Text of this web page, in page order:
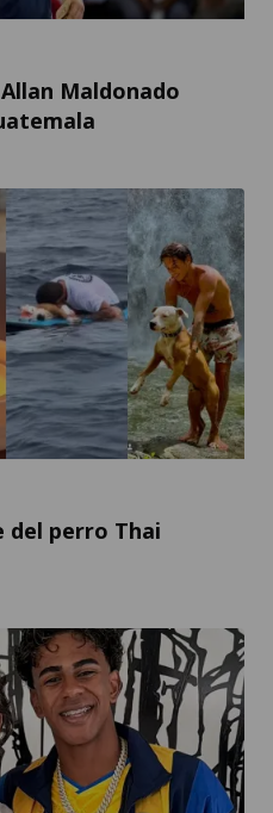
Maldonado
del perro Thai